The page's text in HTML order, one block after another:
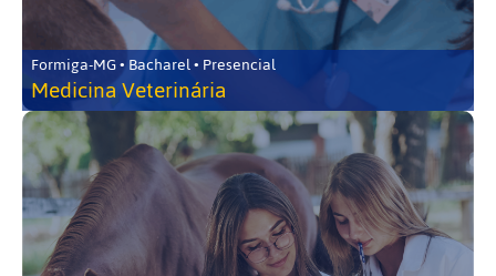
Formiga-MG • Bacharel • Presencial
Medicina Veterinária